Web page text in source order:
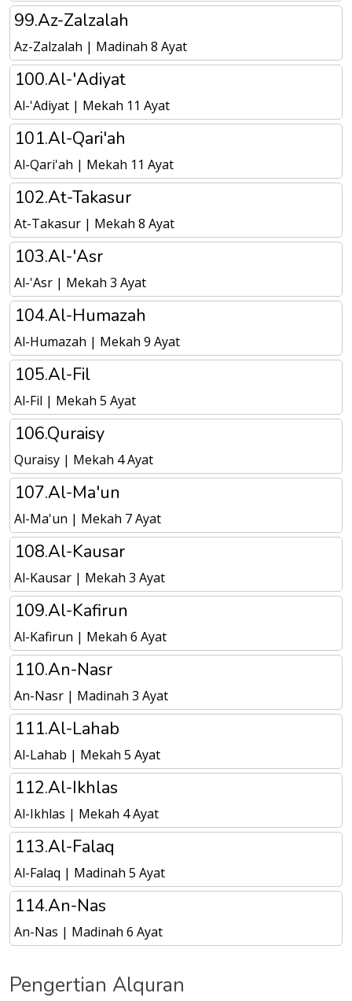
99.Az-Zalzalah
Az-Zalzalah | Madinah 8 Ayat
100.Al-'Adiyat
Al-'Adiyat | Mekah 11 Ayat
101.Al-Qari'ah
Al-Qari'ah | Mekah 11 Ayat
102.At-Takasur
At-Takasur | Mekah 8 Ayat
103.Al-'Asr
Al-'Asr | Mekah 3 Ayat
104.Al-Humazah
Al-Humazah | Mekah 9 Ayat
105.Al-Fil
Al-Fil | Mekah 5 Ayat
106.Quraisy
Quraisy | Mekah 4 Ayat
107.Al-Ma'un
Al-Ma'un | Mekah 7 Ayat
108.Al-Kausar
Al-Kausar | Mekah 3 Ayat
109.Al-Kafirun
Al-Kafirun | Mekah 6 Ayat
110.An-Nasr
An-Nasr | Madinah 3 Ayat
111.Al-Lahab
Al-Lahab | Mekah 5 Ayat
112.Al-Ikhlas
Al-Ikhlas | Mekah 4 Ayat
113.Al-Falaq
Al-Falaq | Madinah 5 Ayat
114.An-Nas
An-Nas | Madinah 6 Ayat
Pengertian Alquran